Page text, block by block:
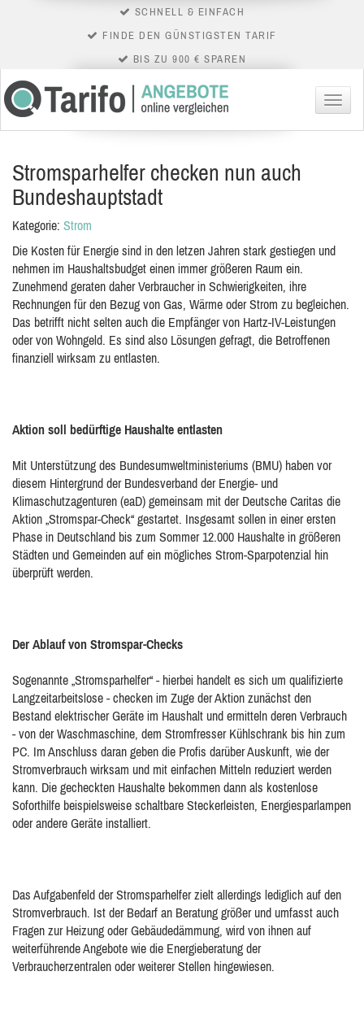
SCHNELL & EINFACH
FINDE DEN GÜNSTIGSTEN TARIF
BIS ZU 900 € SPAREN
Menü
Stromsparhelfer checken nun auch
Bundeshauptstadt
Kategorie: Strom
Die Kosten für Energie sind in den letzen Jahren stark gestiegen und
nehmen im Haushaltsbudget einen immer größeren Raum ein.
Zunehmend geraten daher Verbraucher in Schwierigkeiten, ihre
Rechnungen für den Bezug von Gas, Wärme oder Strom zu begleichen.
Das betrifft nicht selten auch die Empfänger von Hartz-IV-Leistungen
oder von Wohngeld. Es sind also Lösungen gefragt, die Betroffenen
finanziell wirksam zu entlasten.
Aktion soll bedürftige Haushalte entlasten
Mit Unterstützung des Bundesumweltministeriums (BMU) haben vor
diesem Hintergrund der Bundesverband der Energie- und
Klimaschutzagenturen (eaD) gemeinsam mit der Deutsche Caritas die
Aktion „Stromspar-Check“ gestartet. Insgesamt sollen in einer ersten
Phase in Deutschland bis zum Sommer 12.000 Haushalte in größeren
Städten und Gemeinden auf ein mögliches Strom-Sparpotenzial hin
überprüft werden.
Der Ablauf von Stromspar-Checks
Sogenannte „Stromsparhelfer“ - hierbei handelt es sich um qualifizierte
Langzeitarbeitslose - checken im Zuge der Aktion zunächst den
Bestand elektrischer Geräte im Haushalt und ermitteln deren Verbrauch
- von der Waschmaschine, dem Stromfresser Kühlschrank bis hin zum
PC. Im Anschluss daran geben die Profis darüber Auskunft, wie der
Stromverbrauch wirksam und mit einfachen Mitteln reduziert werden
kann. Die gecheckten Haushalte bekommen dann als kostenlose
Soforthilfe beispielsweise schaltbare Steckerleisten, Energiesparlampen
oder andere Geräte installiert.
Das Aufgabenfeld der Stromsparhelfer zielt allerdings lediglich auf den
Stromverbrauch. Ist der Bedarf an Beratung größer und umfasst auch
Fragen zur Heizung oder Gebäudedämmung, wird von ihnen auf
weiterführende Angebote wie die Energieberatung der
Verbraucherzentralen oder weiterer Stellen hingewiesen.